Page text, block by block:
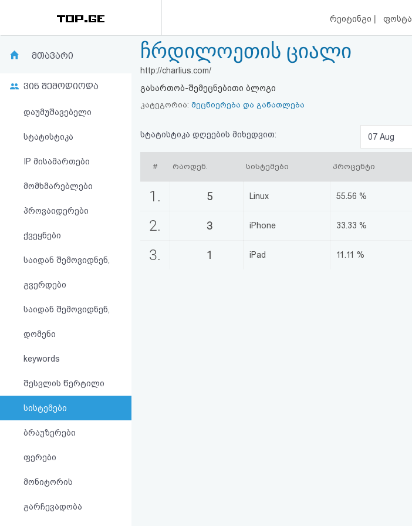
რეიტინგი | ფოსტა
რეიტინგი
კითხვა-
პასუხი
ავტორიზაცია
რეგისტრაცია
სალიცენზიო
შეთანხმება
და
პასუხისმგებლობის
მთავარი
ვინ შემოდიოდა
დაუმუშავებელი
სტატისტიკა
IP მისამართები
მომხმარებლები
პროვაიდერები
ქვეყნები
საიდან შემოვიდნენ,
გვერდები
საიდან შემოვიდნენ,
დომენი
keywords
შესვლის წერტილი
სისტემები
ბრაუზერები
ფერები
მონიტორის
გარჩევადობა
ჩრდილოეთის ციალი
http://charlius.com/
გასართობ-შემეცნებითი ბლოგი
კატეგორია: მეცნიერება და განათლება
სტატისტიკა დღეების მიხედვით: 07 Aug
# რაოდენ. სისტემები პროცენტი
1. 5 Linux 55.56 %
2. 3 iPhone 33.33 %
3. 1 iPad 11.11 %